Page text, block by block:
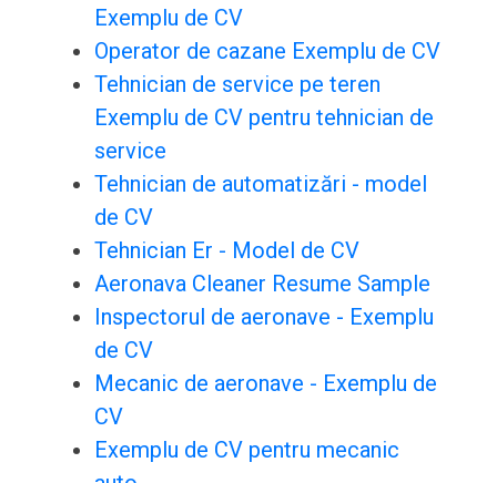
Exemplu de CV
Operator de cazane Exemplu de CV
Tehnician de service pe teren
Exemplu de CV pentru tehnician de
service
Tehnician de automatizări - model
de CV
Tehnician Er - Model de CV
Aeronava Cleaner Resume Sample
Inspectorul de aeronave - Exemplu
de CV
Mecanic de aeronave - Exemplu de
CV
Exemplu de CV pentru mecanic